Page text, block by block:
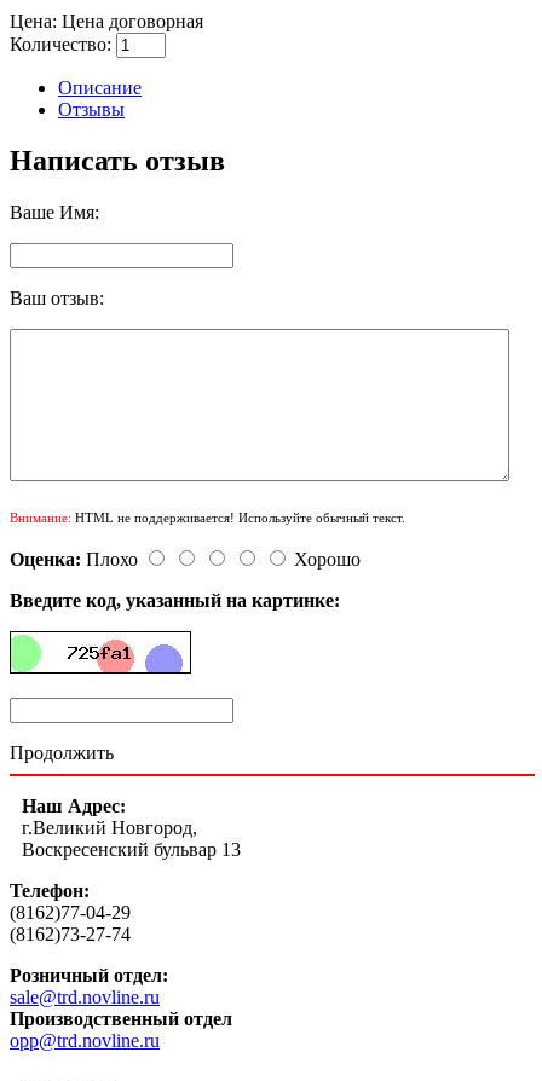
Цена: Цена договорная
Количество:
Описание
Отзывы
Написать отзыв
Ваше Имя:
Ваш отзыв:
Внимание: HTML не поддерживается! Используйте обычный текст.
Оценка: Плохо
Хорошо
Введите код, указанный на картинке:
Продолжить
Наш Адрес:
г.Великий Новгород,
Воскресенский бульвар 13
Телефон:
(8162)77-04-29
(8162)73-27-74
Розничный отдел:
sale@trd.novline.ru
Производственный отдел
opp@trd.novline.ru